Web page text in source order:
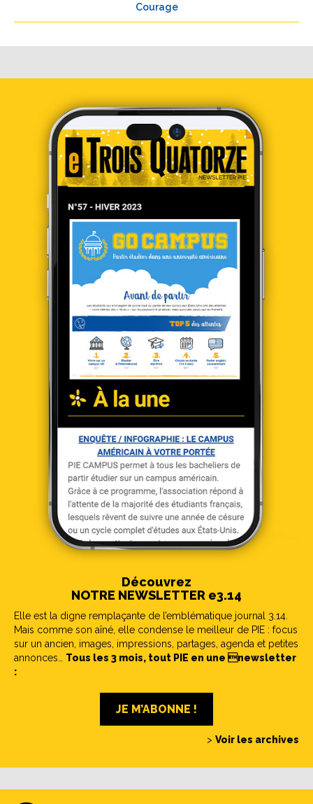
Courage
Découvrez
NOTRE NEWSLETTER e3.14
Elle est la digne remplaçante de l’emblématique journal 3.14.
Mais comme son aîné, elle condense le meilleur de PIE : focus
sur un ancien, images, impressions, partages, agenda et petites
annonces… Tous les 3 mois, tout PIE en une newsletter
:
JE M’ABONNE !
> Voir les archives